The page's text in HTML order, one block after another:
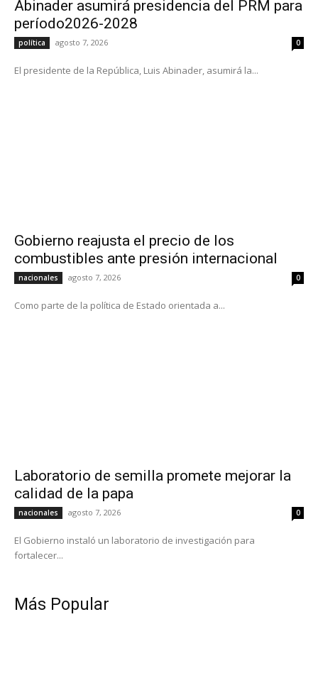
Abinader asumirá presidencia del PRM para
período2026-2028
política agosto 7, 2026 0
El presidente de la República, Luis Abinader, asumirá la...
Gobierno reajusta el precio de los
combustibles ante presión internacional
nacionales agosto 7, 2026 0
Como parte de la política de Estado orientada a...
Laboratorio de semilla promete mejorar la
calidad de la papa
nacionales agosto 7, 2026 0
El Gobierno instaló un laboratorio de investigación para
fortalecer...
Más Popular